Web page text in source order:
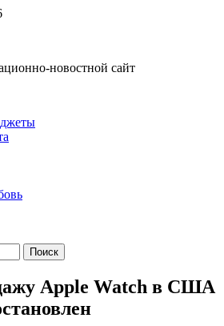
новостной сайт
Apple Watch в США